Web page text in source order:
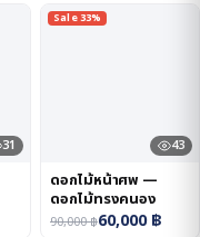
31
Sale 33%
43
ดอกไม้หน้าศพ —
ดอกไม้ทรงคนอง
90,000฿60,000฿